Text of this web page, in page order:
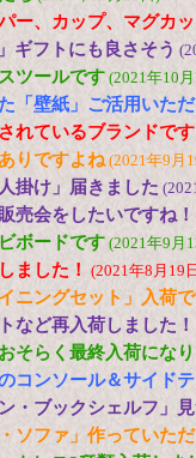
ー、カップ、マグカ
ギフトにも良さそう
ツールです (2021年10
「壁紙」ご活用いた
れているブランドで
りですよね(2021年9月
掛け」届きました
売会をしたいですね！
ボードです (2021年9月
ました！ (2021年8月19
ニングセット」入荷
など再入荷しました！
そらく最終入荷にな
コンソール＆サイド
・ブックシェルフ」
ソファ」作っていた